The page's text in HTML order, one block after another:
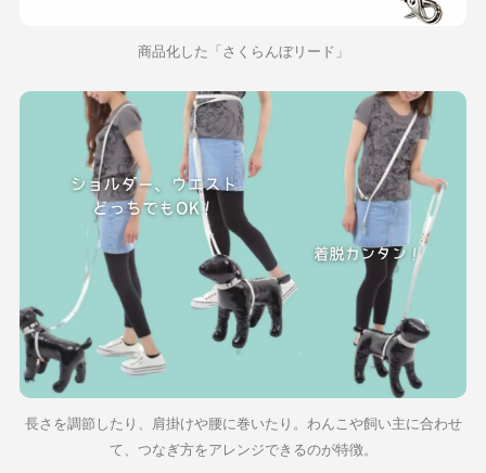
商品化した「さくらんぼリード」
長さを調節したり、肩掛けや腰に巻いたり。わんこや飼い主に合わせ
て、つなぎ方をアレンジできるのが特徴。